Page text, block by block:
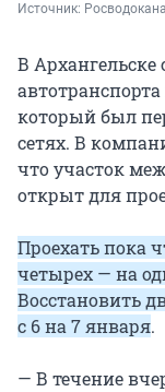
Источник:
В
который был
сетях. В
что участок
открыт для
Проехать пока
четырех — на
Восстановить
с 6 на 7 января.
— В течение